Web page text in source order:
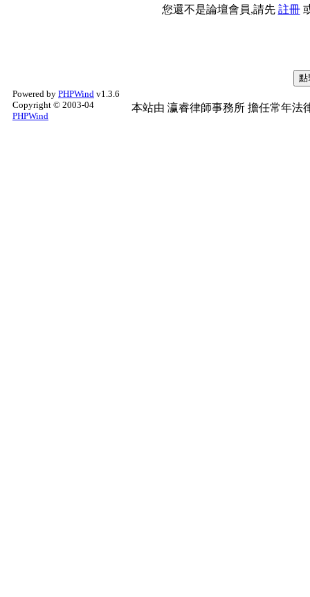
您還不是論壇會員,請先 註冊
Powered by PHPWind v1.3.6
Copyright © 2003-04
PHPWind
本站由 瀛睿律師事務所 擔任常年法